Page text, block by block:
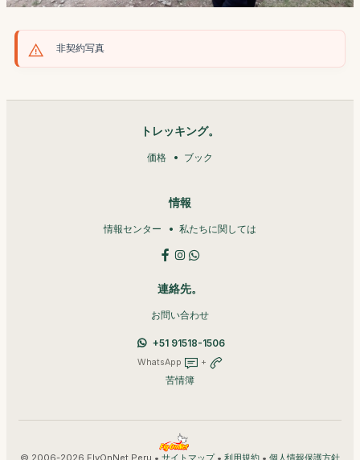
非契約写真
トレッキング。
価格 ブック
情報
情報センター 私たちに関しては
連絡先。
お問い合わせ
+51 91518-1506
WhatsApp +
苦情簿
© 2006-2026 FlyOnNet Peru • • •